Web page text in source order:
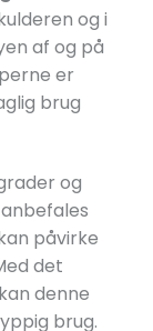
og i
af og på
er
brug
og
påvirke
det
denne
brug.